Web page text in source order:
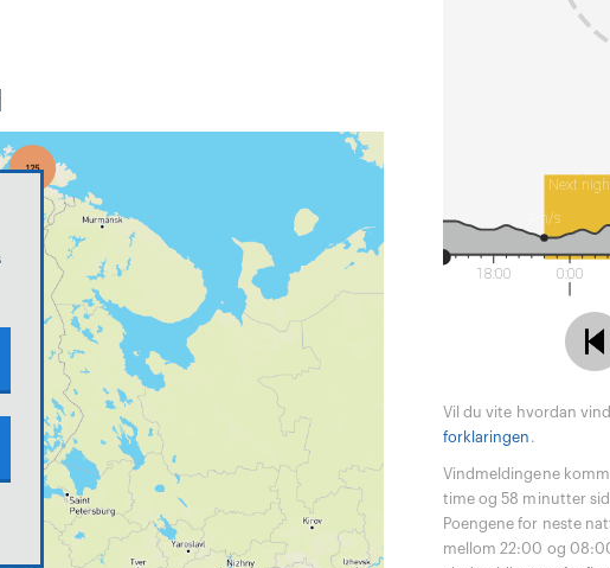
Next
18:00 0:00
4m/s
Vil du vite hvordan
forklaringen .
Vindmeldingene
time og 58 minutter
Poengene for neste
mellom 22:00 og